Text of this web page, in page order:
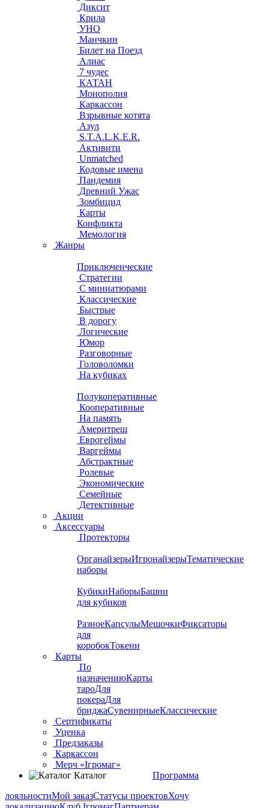
Диксит
Крила
УНО
Манчкин
Билет на Поезд
Алиас
7 чудес
КАТАН
Монополия
Каркассон
Взрывные котята
Азул
S.T.A.L.K.E.R.
Активити
Unmatched
Кодовые имена
Пандемия
Древний Ужас
Зомбицид
Карты
Конфликта
Мемология
Жанры
Приключенческие
Стратегии
С миниатюрами
Классические
Быстрые
В дорогу
Логические
Юмор
Разговорные
Головоломки
На кубиках
Полукоперативные
Кооперативные
На память
Америтреш
Еврогеймы
Варгеймы
Абстрактные
Ролевые
Экономические
Семейные
Детективные
Акции
Аксессуары
Протекторы
ОрганайзерыИгронайзерыТематические
наборы
КубикиНаборыБашни
для кубиков
РазноеКапсулыМешочкиФиксаторы
для
коробокТокени
Карты
По
назначениюКарты
тароДля
покераДля
бриджаСувенирныеКлассические
Сертификаты
Уценка
Предзаказы
Каркассон
Мерч «Ігромаг»
Каталог
Программа
лояльностиМой заказСтатусы проектовХочу